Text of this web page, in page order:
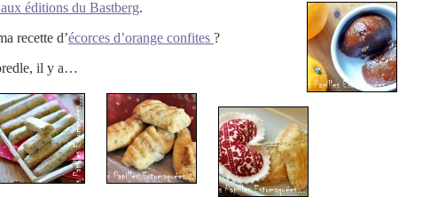
éditions du Bastberg.
recette d’écorces d’orange confites ?
il y a…